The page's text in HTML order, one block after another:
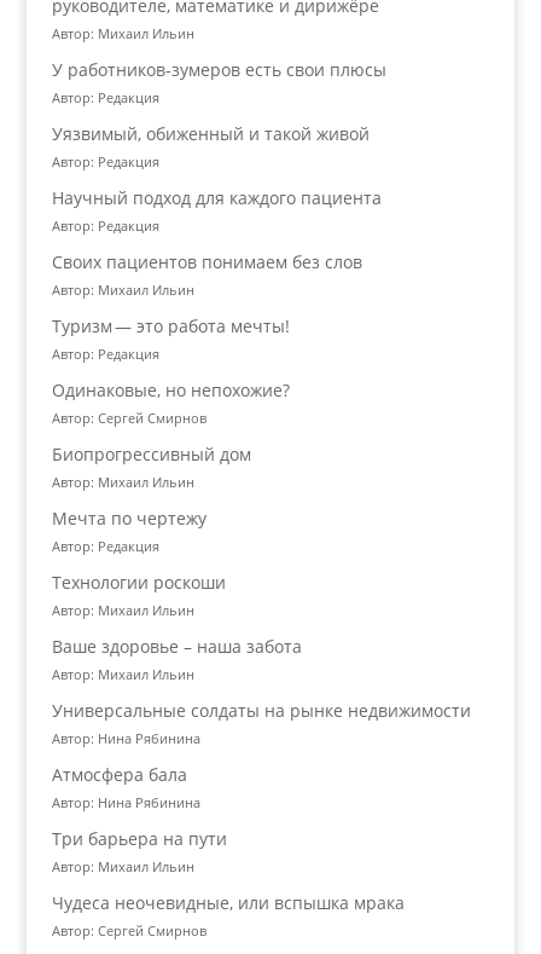
руководителе, математике и дирижёре
Автор: Михаил Ильин
У работников‑зумеров есть свои плюсы
Автор: Редакция
Уязвимый, обиженный и такой живой
Автор: Редакция
Научный подход для каждого пациента
Автор: Редакция
Своих пациентов понимаем без слов
Автор: Михаил Ильин
Туризм — это работа мечты!
Автор: Редакция
Одинаковые, но непохожие?
Автор: Сергей Смирнов
Биопрогрессивный дом
Автор: Михаил Ильин
Мечта по чертежу
Автор: Редакция
Технологии роскоши
Автор: Михаил Ильин
Ваше здоровье – наша забота
Автор: Михаил Ильин
Универсальные солдаты на рынке недвижимости
Автор: Нина Рябинина
Атмосфера бала
Автор: Нина Рябинина
Три барьера на пути
Автор: Михаил Ильин
Чудеса неочевидные, или вспышка мрака
Автор: Сергей Смирнов